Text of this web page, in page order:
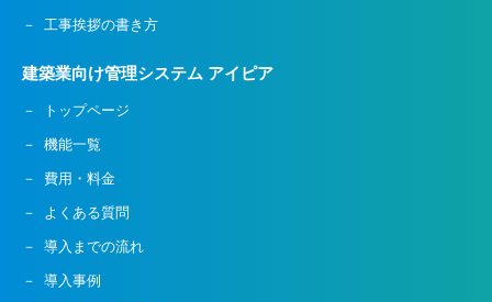
工事挨拶の書き方
建築業向け管理システム アイピア
トップページ
機能一覧
費用・料金
よくある質問
導入までの流れ
導入事例